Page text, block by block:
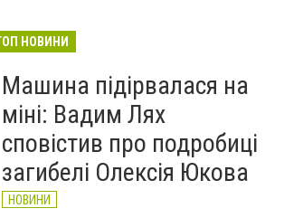
та найближчих напрямках
НОВИНИ
Машина підірвалася на
міні: Вадим Лях
сповістив про подробиці
загибелі Олексія Юкова
НОВИНИ